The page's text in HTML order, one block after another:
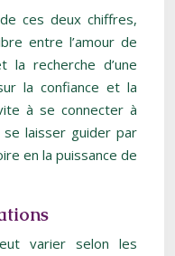
ces deux chiffres,
entre l’amour de
recherche d’une
la confiance et la
à se connecter à
laisser guider par
en la puissance de
varier selon les